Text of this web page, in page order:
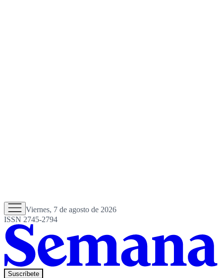
Viernes, 7 de agosto de 2026
ISSN 2745-2794
Suscríbete